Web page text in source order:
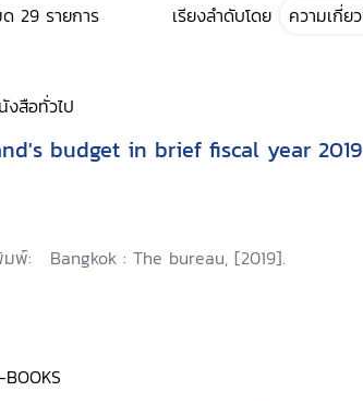
29 รายการ เรียงลำดับโดย
งสือทั่วไป
budget in brief fiscal year 2019
พ์: Bangkok : The bureau, [2019].
BOOKS